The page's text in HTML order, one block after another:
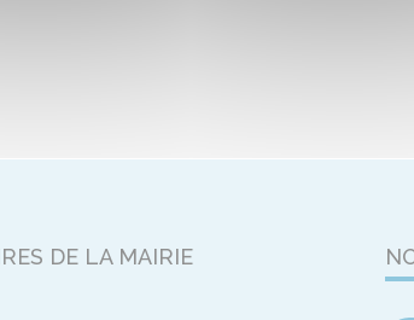
DE LA MAIRIE